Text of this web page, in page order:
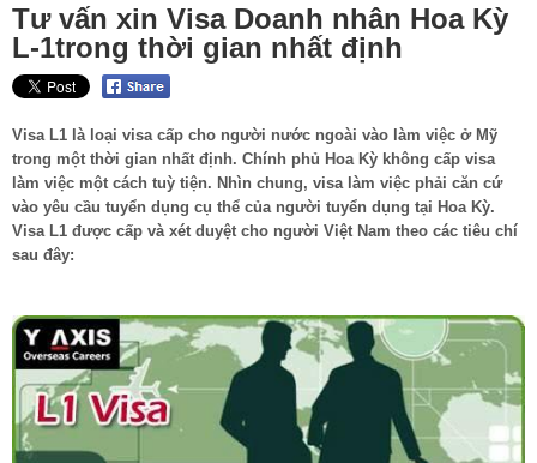
Tư vấn xin Visa Doanh nhân Hoa Kỳ
L-1trong thời gian nhất định
Visa L1 là loại visa cấp cho người nước ngoài vào làm việc ở Mỹ
trong một thời gian nhất định. Chính phủ Hoa Kỳ không cấp visa
làm việc một cách tuỳ tiện. Nhìn chung, visa làm việc phải căn cứ
vào yêu cầu tuyển dụng cụ thể của người tuyển dụng tại Hoa Kỳ.
Visa L1 được cấp và xét duyệt cho người Việt Nam theo các tiêu chí
sau đây: